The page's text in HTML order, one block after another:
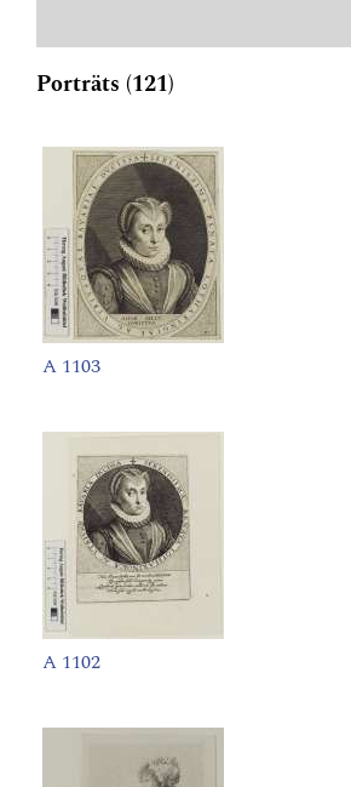
Porträts (121)
A 1103
A 1102